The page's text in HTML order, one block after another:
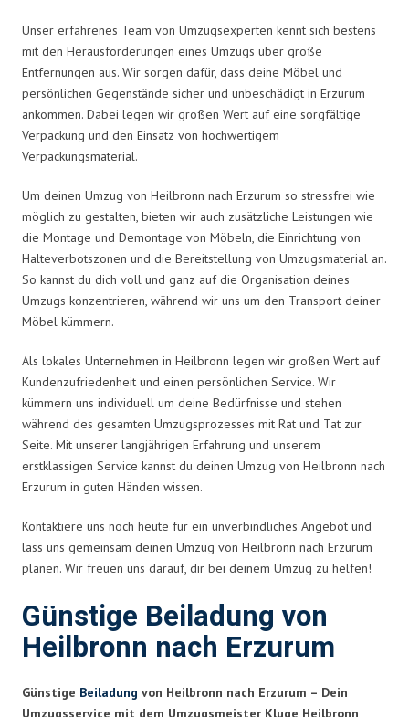
Unser erfahrenes Team von Umzugsexperten kennt sich bestens
mit den Herausforderungen eines Umzugs über große
Entfernungen aus. Wir sorgen dafür, dass deine Möbel und
persönlichen Gegenstände sicher und unbeschädigt in Erzurum
ankommen. Dabei legen wir großen Wert auf eine sorgfältige
Verpackung und den Einsatz von hochwertigem
Verpackungsmaterial.
Um deinen Umzug von Heilbronn nach Erzurum so stressfrei wie
möglich zu gestalten, bieten wir auch zusätzliche Leistungen wie
die Montage und Demontage von Möbeln, die Einrichtung von
Halteverbotszonen und die Bereitstellung von Umzugsmaterial an.
So kannst du dich voll und ganz auf die Organisation deines
Umzugs konzentrieren, während wir uns um den Transport deiner
Möbel kümmern.
Als lokales Unternehmen in Heilbronn legen wir großen Wert auf
Kundenzufriedenheit und einen persönlichen Service. Wir
kümmern uns individuell um deine Bedürfnisse und stehen
während des gesamten Umzugsprozesses mit Rat und Tat zur
Seite. Mit unserer langjährigen Erfahrung und unserem
erstklassigen Service kannst du deinen Umzug von Heilbronn nach
Erzurum in guten Händen wissen.
Kontaktiere uns noch heute für ein unverbindliches Angebot und
lass uns gemeinsam deinen Umzug von Heilbronn nach Erzurum
planen. Wir freuen uns darauf, dir bei deinem Umzug zu helfen!
Günstige Beiladung von
Heilbronn nach Erzurum
Günstige Beiladung von Heilbronn nach Erzurum – Dein
Umzugsservice mit dem Umzugsmeister Kluge Heilbronn